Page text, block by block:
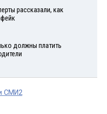
рассказали, как
должны платить
СМИ2